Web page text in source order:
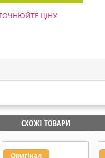
ЦІНУ
СХОЖІ ТОВАРИ
Оригінал